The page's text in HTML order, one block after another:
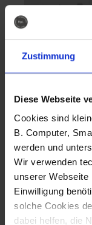
Zustimmung
Diese Webseite
Cookies sind
B. Computer,
werden und
Wir verwenden
unserer Webseite
Einwilligung
solche Cookies
dabei helfen, die
Fotografo:
Sternbach
Download